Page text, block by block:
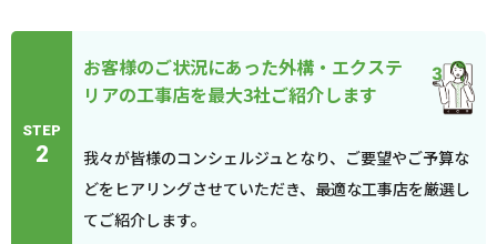
STEP
2
お客様のご状況にあった外構・エクステ
リアの工事店を最大3社ご紹介します
我々が皆様のコンシェルジュとなり、ご要望やご予算な
どをヒアリングさせていただき、最適な工事店を厳選し
てご紹介します。